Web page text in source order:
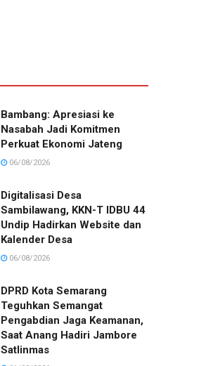
Bambang: Apresiasi ke
Nasabah Jadi Komitmen
Perkuat Ekonomi Jateng
06/08/2026
Digitalisasi Desa
Sambilawang, KKN-T IDBU 44
Undip Hadirkan Website dan
Kalender Desa
06/08/2026
DPRD Kota Semarang
Teguhkan Semangat
Pengabdian Jaga Keamanan,
Saat Anang Hadiri Jambore
Satlinmas